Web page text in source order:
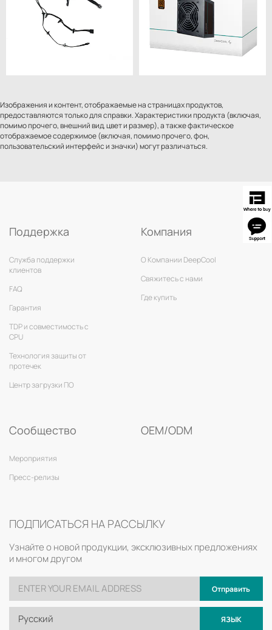
Изображения и контент, отображаемые на страницах продуктов,
предоставляются только для справки. Характеристики продукта (включая,
помимо прочего, внешний вид, цвет и размер), а также фактическое
отображаемое содержимое (включая, помимо прочего, фон,
пользовательский интерфейс и значки) могут различаться.
Поддержка
Служба поддержки
клиентов
FAQ
Гарантия
TDP и совместимость с
CPU
Технология защиты от
протечек
Центр загрузки ПО
Компания
О Компании DeepCool
Свяжитесь с нами
Где купить
Сообщество
Мероприятия
Пресс-релизы
OEM/ODM
ПОДПИСАТЬСЯ НА РАССЫЛКУ
Узнайте о новой продукции, эксклюзивных предложениях
и многом другом
Отправить
Русский ЯЗЫК